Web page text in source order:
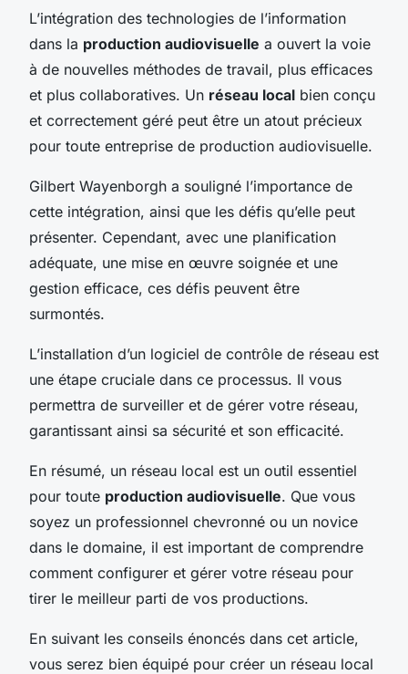
L’intégration des technologies de l’information
dans la production audiovisuelle a ouvert la voie
à de nouvelles méthodes de travail, plus efficaces
et plus collaboratives. Un réseau local bien conçu
et correctement géré peut être un atout précieux
pour toute entreprise de production audiovisuelle.
Gilbert Wayenborgh a souligné l’importance de
cette intégration, ainsi que les défis qu’elle peut
présenter. Cependant, avec une planification
adéquate, une mise en œuvre soignée et une
gestion efficace, ces défis peuvent être
surmontés.
L’installation d’un logiciel de contrôle de réseau est
une étape cruciale dans ce processus. Il vous
permettra de surveiller et de gérer votre réseau,
garantissant ainsi sa sécurité et son efficacité.
En résumé, un réseau local est un outil essentiel
pour toute production audiovisuelle. Que vous
soyez un professionnel chevronné ou un novice
dans le domaine, il est important de comprendre
comment configurer et gérer votre réseau pour
tirer le meilleur parti de vos productions.
En suivant les conseils énoncés dans cet article,
vous serez bien équipé pour créer un réseau local